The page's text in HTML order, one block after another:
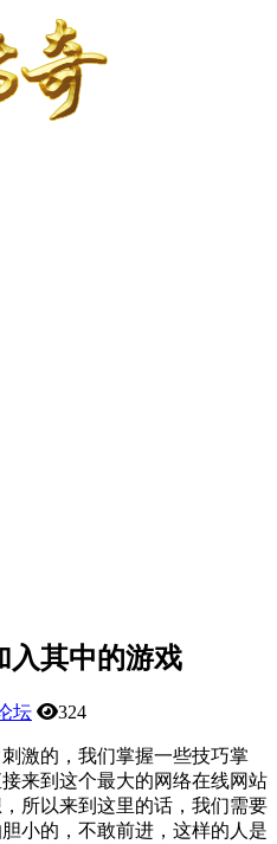
入其中的游戏
坛 324
激的，我们掌握一些技巧掌
来到这个最大的网络在线网站
所以来到这里的话，我们需要
小的，不敢前进，这样的人是